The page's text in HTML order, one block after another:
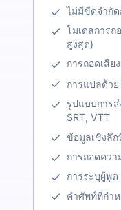
ไม่มีขีดจำกั
โมเดลการถ
สูงสุด)
การถอดเสีย
การแปลด้วย
รูปแบบการส่
SRT, VTT
ข้อมูลเชิงลึก
การถอดควา
การระบุผู้พูด
คำศัพท์ที่กำห